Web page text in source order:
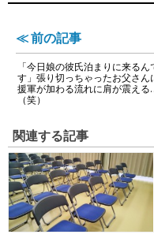
≪ 前の記事
「今日娘の彼氏泊まりに来るん
す」張り切っちゃったお父さん
援軍が加わる流れに肩が震え
（笑）
関連する記事